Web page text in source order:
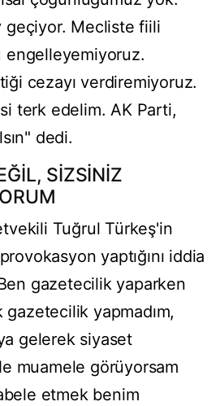
geçiyor. Mecliste fiili
engelleyemiyoruz.
cezayı verdiremiyoruz.
terk edelim. AK Parti,
dedi.
SİZSİNİZ
Tuğrul Türkeş'in
yaptığını iddia
gazetecilik yaparken
yapmadım,
gelerek siyaset
muamele görüyorsam
etmek benim